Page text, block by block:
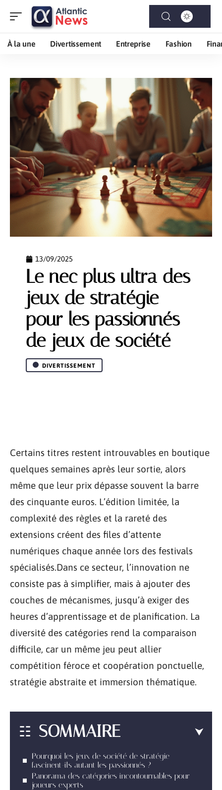
À la une Divertissement Entreprise Fashion
13/09/2025
Le nec plus ultra des
jeux de stratégie
pour les passionnés
de jeux de société
DIVERTISSEMENT
Certains titres restent introuvables en boutique
quelques semaines après leur sortie, alors
même que leur prix dépasse souvent la barre
des cinquante euros. L’édition limitée, la
complexité des règles et la rareté des
extensions créent des files d’attente
numériques chaque année lors des festivals
spécialisés.Dans ce secteur, l’innovation ne
consiste pas à simplifier, mais à ajouter des
couches de mécanismes, jusqu’à exiger des
heures d’apprentissage et de planification. La
diversité des catégories rend la comparaison
difficile, car un même jeu peut allier
compétition féroce et coopération ponctuelle,
stratégie abstraite et immersion thématique.
SOMMAIRE
Pourquoi les jeux de société de stratégie
fascinent-ils autant les passionnés ?
Panorama des catégories incontournables pour
joueurs experts